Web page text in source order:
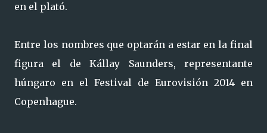
en el plató.
Entre los nombres que optarán a estar en la final
figura el de
Kállay Saunders, representante
húngaro en el Festival de Eurovisión 2014 en
Copenhague.